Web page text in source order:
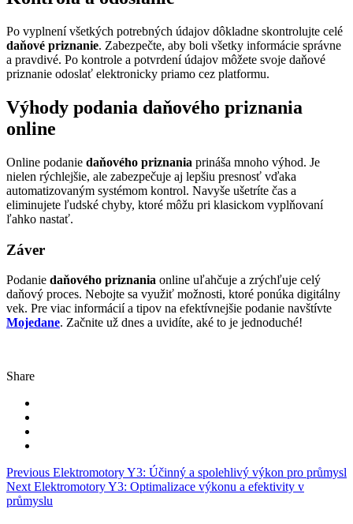
Po vyplnení všetkých potrebných údajov dôkladne skontrolujte celé
daňové priznanie. Zabezpečte, aby boli všetky informácie správne
a pravdivé. Po kontrole a potvrdení údajov môžete svoje daňové
priznanie odoslať elektronicky priamo cez platformu.
Výhody podania daňového priznania
online
Online podanie daňového priznania prináša mnoho výhod. Je
nielen rýchlejšie, ale zabezpečuje aj lepšiu presnosť vďaka
automatizovaným systémom kontrol. Navyše ušetríte čas a
eliminujete ľudské chyby, ktoré môžu pri klasickom vyplňovaní
ľahko nastať.
Záver
Podanie daňového priznania online uľahčuje a zrýchľuje celý
daňový proces. Nebojte sa využiť možnosti, ktoré ponúka digitálny
vek. Pre viac informácií a tipov na efektívnejšie podanie navštívte
Mojedane. Začnite už dnes a uvidíte, aké to je jednoduché!
Share
Navigace
pro
Previous Elektromotory Y3: Účinný a spolehlivý výkon pro průmysl
Next Elektromotory Y3: Optimalizace výkonu a efektivity v
průmyslu